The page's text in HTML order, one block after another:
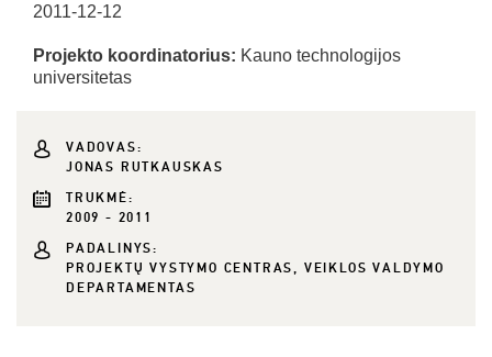
2011-12-12
Projekto koordinatorius: Kauno technologijos
universitetas
VADOVAS:
JONAS RUTKAUSKAS
TRUKMĖ:
2009 - 2011
PADALINYS:
PROJEKTŲ VYSTYMO CENTRAS, VEIKLOS VALDYMO
DEPARTAMENTAS